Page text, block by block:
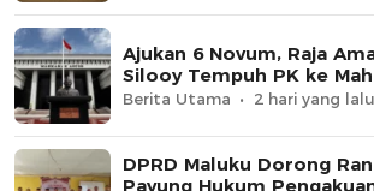
Ajukan 6 Novum, Raja
Silooy Tempuh PK ke
Berita Utama 2 hari yang lalu
DPRD Maluku Dorong
Payung Hukum